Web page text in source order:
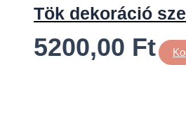
Tök dekoráció
5200,00 Ft